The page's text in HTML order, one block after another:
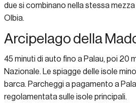
due si combinano nella stessa
Olbia.
Arcipelago della
45 minuti di auto fino a Palau, poi 20
Nazionale. Le spiagge delle isole
barca. Parcheggi a pagamento a
regolamentata sulle isole principali.